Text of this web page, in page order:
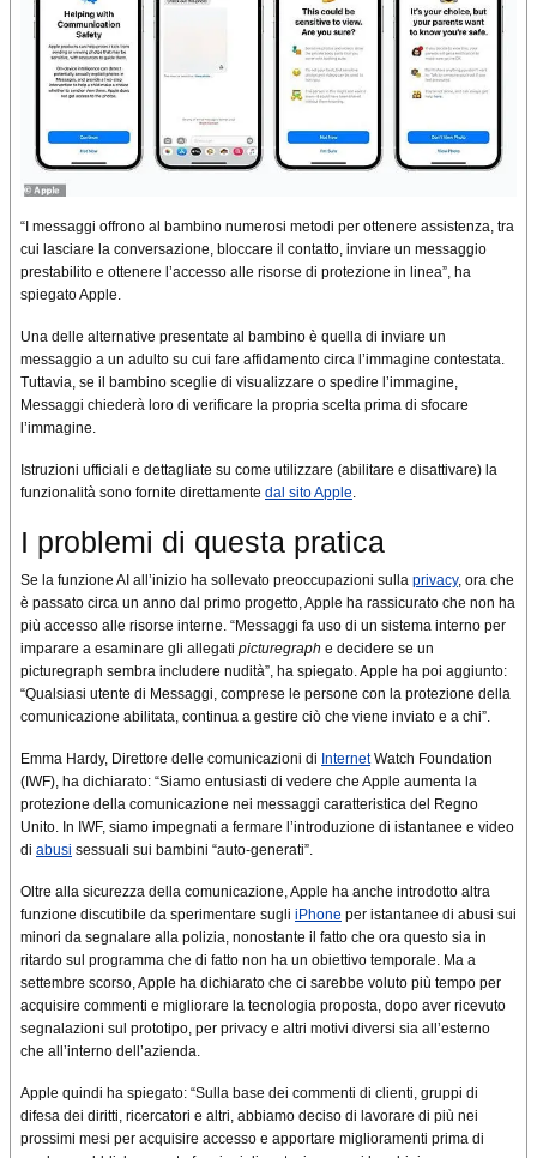
“I messaggi offrono al bambino numerosi metodi per ottenere assistenza, tra
cui lasciare la conversazione, bloccare il contatto, inviare un messaggio
prestabilito e ottenere l’accesso alle risorse di protezione in linea”, ha
spiegato Apple.
Una delle alternative presentate al bambino è quella di inviare un
messaggio a un adulto su cui fare affidamento circa l’immagine contestata.
Tuttavia, se il bambino sceglie di visualizzare o spedire l’immagine,
Messaggi chiederà loro di verificare la propria scelta prima di sfocare
l’immagine.
Istruzioni ufficiali e dettagliate su come utilizzare (abilitare e disattivare) la
funzionalità sono fornite direttamente dal sito Apple.
I problemi di questa pratica
Se la funzione AI all’inizio ha sollevato preoccupazioni sulla privacy, ora che
è passato circa un anno dal primo progetto, Apple ha rassicurato che non ha
più accesso alle risorse interne. “Messaggi fa uso di un sistema interno per
imparare a esaminare gli allegati picturegraph e decidere se un
picturegraph sembra includere nudità”, ha spiegato. Apple ha poi aggiunto:
“Qualsiasi utente di Messaggi, comprese le persone con la protezione della
comunicazione abilitata, continua a gestire ciò che viene inviato e a chi”.
Emma Hardy, Direttore delle comunicazioni di InternetWatch Foundation
(IWF), ha dichiarato: “Siamo entusiasti di vedere che Apple aumenta la
protezione della comunicazione nei messaggi caratteristica del Regno
Unito. In IWF, siamo impegnati a fermare l’introduzione di istantanee e video
di abusi sessuali sui bambini “auto-generati”.
Oltre alla sicurezza della comunicazione, Apple ha anche introdotto altra
funzione discutibile da sperimentare sugli iPhone per istantanee di abusi sui
minori da segnalare alla polizia, nonostante il fatto che ora questo sia in
ritardo sul programma che di fatto non ha un obiettivo temporale. Ma a
settembre scorso, Apple ha dichiarato che ci sarebbe voluto più tempo per
acquisire commenti e migliorare la tecnologia proposta, dopo aver ricevuto
segnalazioni sul prototipo, per privacy e altri motivi diversi sia all’esterno
che all’interno dell’azienda.
Apple quindi ha spiegato: “Sulla base dei commenti di clienti, gruppi di
difesa dei diritti, ricercatori e altri, abbiamo deciso di lavorare di più nei
prossimi mesi per acquisire accesso e apportare miglioramenti prima di